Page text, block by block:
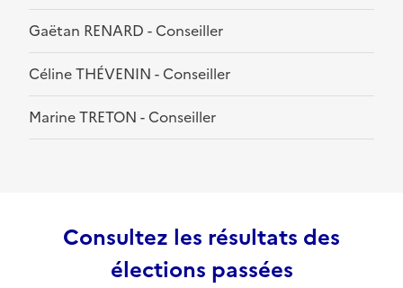
Gaëtan RENARD - Conseiller
Céline THÉVENIN - Conseiller
Marine TRETON - Conseiller
Consultez les résultats des
élections passées